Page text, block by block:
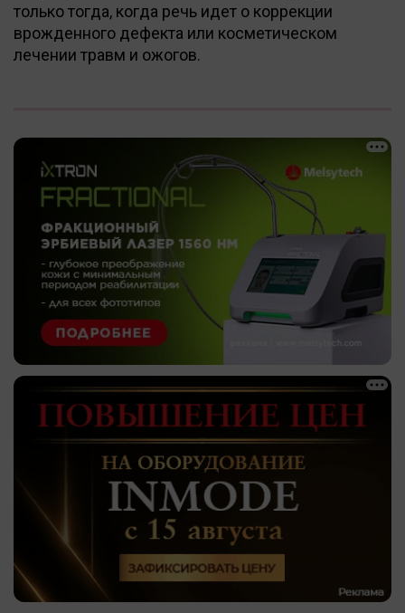
только тогда, когда речь идет о коррекции
врожденного дефекта или косметическом
лечении травм и ожогов.